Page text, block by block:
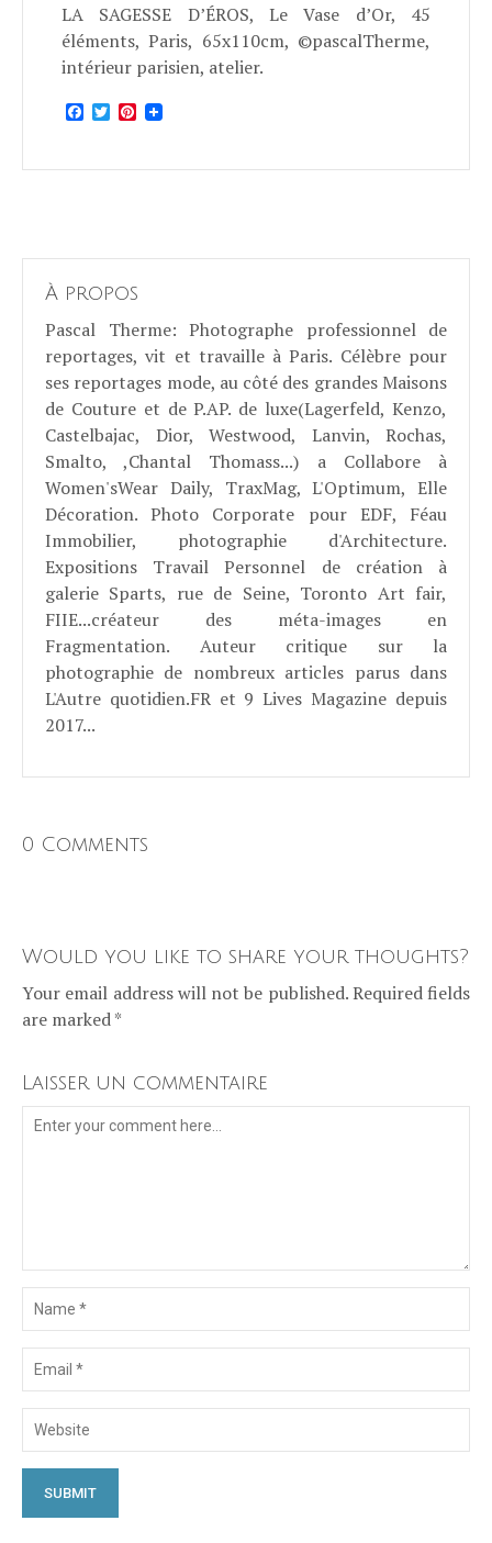
LA SAGESSE D’ÉROS, Le Vase d’Or, 45
éléments, Paris, 65x110cm, ©pascalTherme,
intérieur parisien, atelier.
Facebook
TwitterPinterest
À propos
Pascal Therme: Photographe professionnel de
reportages, vit et travaille à Paris. Célèbre pour
ses reportages mode, au côté des grandes Maisons
de Couture et de P.AP. de luxe(Lagerfeld, Kenzo,
Castelbajac, Dior, Westwood, Lanvin, Rochas,
Smalto, ,Chantal Thomass...) a Collabore à
Women'sWear Daily, TraxMag, L'Optimum, Elle
Décoration. Photo Corporate pour EDF, Féau
Immobilier, photographie d'Architecture.
Expositions Travail Personnel de création à
galerie Sparts, rue de Seine, Toronto Art fair,
FIIE...créateur des méta-images en
Fragmentation. Auteur critique sur la
photographie de nombreux articles parus dans
L'Autre quotidien.FR et 9 Lives Magazine depuis
2017...
0 Comments
Would you like to share your thoughts?
Your email address will not be published. Required fields
are marked *
Laisser un commentaire